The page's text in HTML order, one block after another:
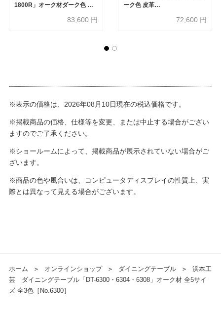
1800R」オーク材ダーク色 皮
83,600 円
ーク色 皮革
72,600 円
※表示の価格は、2026年08月10日現在の税込価格です。
※掲載商品の価格、仕様等を変更、または中止する場合がござい
ますのでご了承ください。
※ショールームによって、掲載商品が展示されていない場合がご
ざいます。
※商品の色や風合いは、コンピュータディスプレイの性質上、実
際とは異なって見える場合がございます。
ホーム ＞ オンラインショップ ＞ ダイニングテーブル ＞
浜本工
芸 ダイニングテーブル「DT-6300・6304・6308」オーク材 全5サイ
ズ 全3色［No.6300］